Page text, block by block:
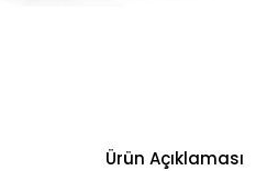
Ürün Açıklaması